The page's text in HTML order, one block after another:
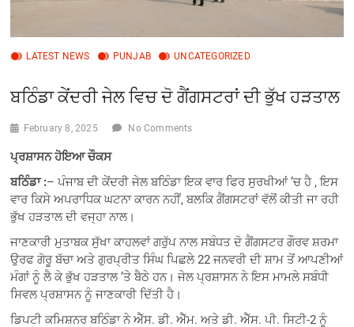
LATEST NEWS PUNJAB UNCATEGORIZED
ਬਠਿੰਡਾ ਕੇਂਦਰੀ ਜੇਲ ਵਿਚ ਦੋ ਗੈਂਗਸਟਰਾਂ ਦੀ ਭੁੱਖ ਹੜਤਾਲ
February 8, 2025 No Comments
ਪ੍ਰਸ਼ਾਸਨ ਹੋਇਆ ਚੌਕਸ
ਬਠਿੰਡਾ :– ਪੰਜਾਬ ਦੀ ਕੇਂਦਰੀ ਜੇਲ ਬਠਿੰਡਾ ਇਕ ਵਾਰ ਫਿਰ ਸੁਰਖੀਆਂ ’ਚ ਹੈ , ਇਸ
ਵਾਰ ਕਿਸੇ ਅਪਰਾਧਿਕ ਘਟਨਾ ਕਾਰਨ ਨਹੀਂ, ਬਲਕਿ ਗੈਂਗਸਟਰਾਂ ਵੱਲੋਂ ਕੀਤੀ ਜਾ ਰਹੀ
ਭੁੱਖ ਹੜਤਾਲ ਦੀ ਵਜ੍ਹਾ ਨਾਲ।
ਜਾਣਕਾਰੀ ਮੁਤਾਬਕ ਸੁੱਖਾ ਕਾਹਲਵਾਂ ਗਰੁੱਪ ਨਾਲ ਸਬੰਧਤ ਦੋ ਗੈਂਗਸਟਰ ਗੌਰਵ ਸ਼ਰਮਾ
ਉਰਫ ਗੋਰੂ ਬੱਚਾ ਅਤੇ ਗੁਰਪ੍ਰੀਤ ਸਿੰਘ ਪਿਛਲੇ 22 ਜਨਵਰੀ ਦੀ ਸ਼ਾਮ ਤੋਂ ਆਪਣੀਆਂ
ਮੰਗਾਂ ਨੂੰ ਲੈ ਕੇ ਭੁੱਖ ਹੜਤਾਲ ’ਤੇ ਬੈਠੇ ਹਨ। ਜੇਲ ਪ੍ਰਸ਼ਾਸਨ ਨੇ ਇਸ ਮਾਮਲੇ ਸਬੰਧੀ
ਸਿਵਲ ਪ੍ਰਸ਼ਾਸਨ ਨੂੰ ਜਾਣਕਾਰੀ ਦਿੱਤੀ ਹੈ।
ਡਿਪਟੀ ਕਮਿਸ਼ਨਰ ਬਠਿੰਡਾ ਨੇ ਐੱਸ. ਡੀ. ਐੱਮ. ਅਤੇ ਡੀ. ਐੱਸ. ਪੀ. ਸਿਟੀ-2 ਨੂੰ